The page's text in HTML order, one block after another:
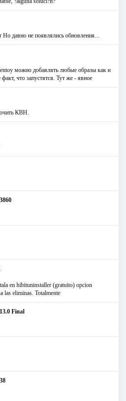
давно не появлялись обновления...
можно добавлять любые образы как и
что запустятся. Тут же - явное
КВН.
en hibituninstaller (gratuito) opcion
las eliminas. Totalmente
Final